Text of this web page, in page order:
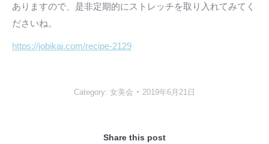
ありますので、是非定期的にストレッチを取り入れてみてく
ださいね。
https://jobikai.com/recipe-2129
Category: 女美会 2019年6月21日
Share this post